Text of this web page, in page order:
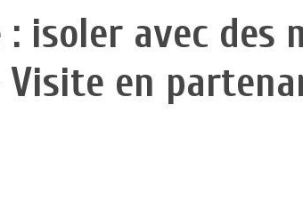
: isoler avec des
en